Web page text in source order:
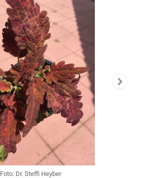
Foto: Dr. Steffi Heyber